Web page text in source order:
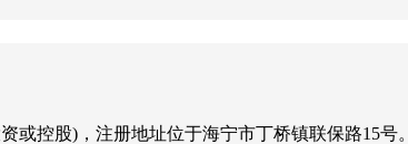
或控股)，注册地址位于海宁市丁桥镇联保路15号。